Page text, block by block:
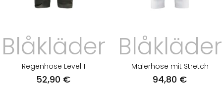
Blåkläder
Regenhose Level 1
52,90 €
Blåkläder
Malerhose mit Stretch
94,80 €